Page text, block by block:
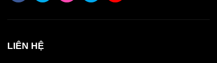
LIÊN HỆ